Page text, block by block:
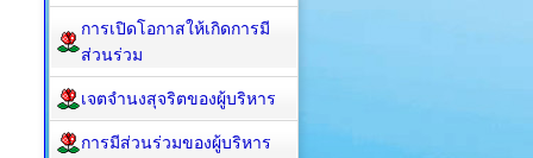
การเปิดโอกาสให้เกิดการมี
ส่วนร่วม
เจตจำนงสุจริตของผู้บริหาร
การมีส่วนร่วมของผู้บริหาร